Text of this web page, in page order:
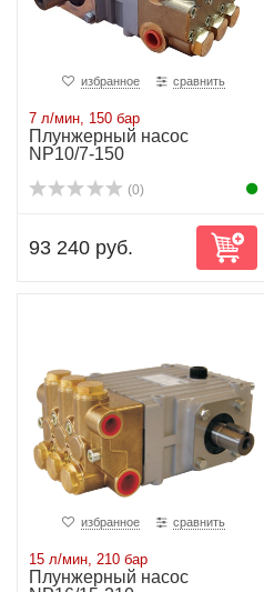
избранное сравнить
7 л/мин, 150 бар
Плунжерный насос
NP10/7-150
(0)
93 240 руб.
избранное сравнить
15 л/мин, 210 бар
Плунжерный насос